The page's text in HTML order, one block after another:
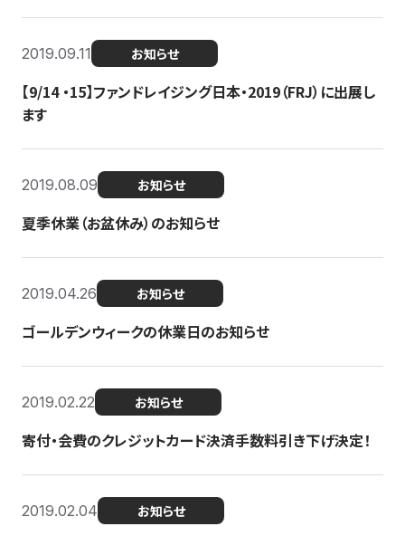
2019.09.11 お知らせ
【9/14 ・15】ファンドレイジング日本・2019（FRJ）に出展し
ます
2019.08.09 お知らせ
夏季休業（お盆休み）のお知らせ
2019.04.26 お知らせ
ゴールデンウィークの休業日のお知らせ
2019.02.22 お知らせ
寄付・会費のクレジットカード決済手数料引き下げ決定！
2019.02.04 お知らせ